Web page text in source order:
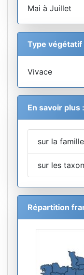
Mai à Juillet
Type végétatif
Vivace
En savoir plus :
sur la
sur les
Répartition